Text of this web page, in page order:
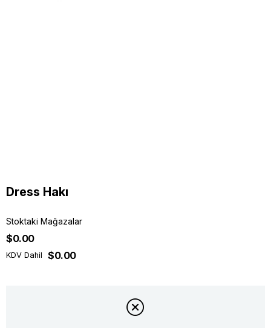
Dress Hakı
Stoktaki Mağazalar
$0.00
KDV Dahil $0.00